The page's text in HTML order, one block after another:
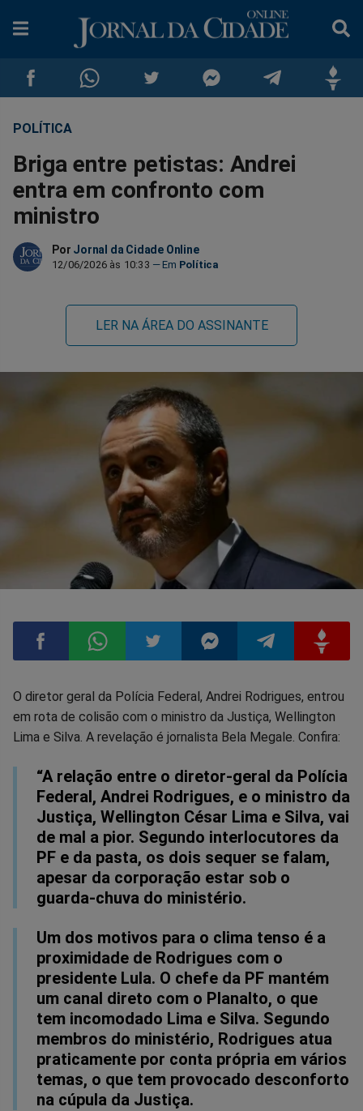
Compartilhar
no
Facebook
Compartilhar
no
Whatsapp
no
no
no
POLÍTICA
Briga entre petistas: Andrei
entra em confronto com
ministro
Por Jornal da Cidade Online
12/06/2026 às 10:33 Política
LER NA ÁREA DO ASSINANTE
Compartilhar
no
Facebook
Compartilhar
no
Whatsapp
Compartilhar
no
Twitter
Compartilhar
no
Messenger
Compartilhar
no
Telegram
no
Gettr
O diretor geral da Polícia Federal, Andrei Rodrigues, entrou
em rota de colisão com o ministro da Justiça, Wellington
Lima e Silva. A revelação é jornalista Bela Megale. Confira:
“A relação entre o diretor-geral da Polícia
Federal, Andrei Rodrigues, e o ministro da
Justiça, Wellington César Lima e Silva, vai
de mal a pior. Segundo interlocutores da
PF e da pasta, os dois sequer se falam,
apesar da corporação estar sob o
guarda-chuva do ministério.
Um dos motivos para o clima tenso é a
proximidade de Rodrigues com o
presidente Lula. O chefe da PF mantém
um canal direto com o Planalto, o que
tem incomodado Lima e Silva. Segundo
membros do ministério, Rodrigues atua
praticamente por conta própria em vários
temas, o que tem provocado desconforto
na cúpula da Justiça.